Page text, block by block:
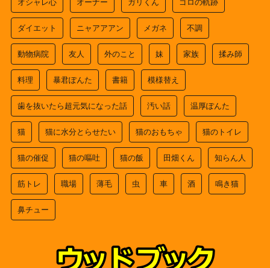
ダイエット ニャアアアン メガネ 不調
動物病院 友人 外のこと 妹 家族 揉み師
料理 暴君ぽんた 書籍 模様替え
歯を抜いたら超元気になった話 汚い話 温厚ぽんた
猫 猫に水分とらせたい 猫のおもちゃ 猫のトイレ
猫の催促 猫の嘔吐 猫の飯 田畑くん 知らん人
筋トレ 職場 薄毛 虫 車 酒 鳴き猫
鼻チュー